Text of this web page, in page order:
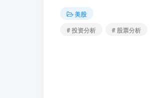
美股
# 投资分析
# 股票分析